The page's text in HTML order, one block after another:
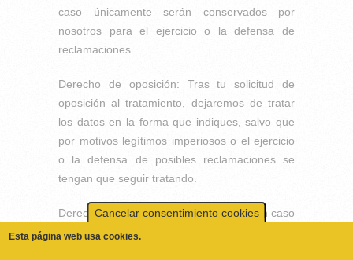
caso únicamente serán conservados por
nosotros para el ejercicio o la defensa de
reclamaciones.
Derecho de oposición: Tras tu solicitud de
oposición al tratamiento, dejaremos de tratar
los datos en la forma que indiques, salvo que
por motivos legítimos imperiosos o el ejercicio
o la defensa de posibles reclamaciones se
tengan que seguir tratando.
Derecho a la portabilidad de los datos: En caso
de que quieras que tus datos sean tratados
Esta página web usa cookies.
Las cookies de este sitio web se usan para personalizar el contenido y los
anuncios, ofrecer funciones de redes sociales y analizar el tráfico.
Además, compartimos información sobre el uso que haga del sitio web
con nuestros partners de redes sociales, publicidad y análisis web,
quienes pueden combinarla con otra información que les haya
proporcionado o que hayan recopilado a partir del uso que haya hecho de
sus servicios. No, Deme más información